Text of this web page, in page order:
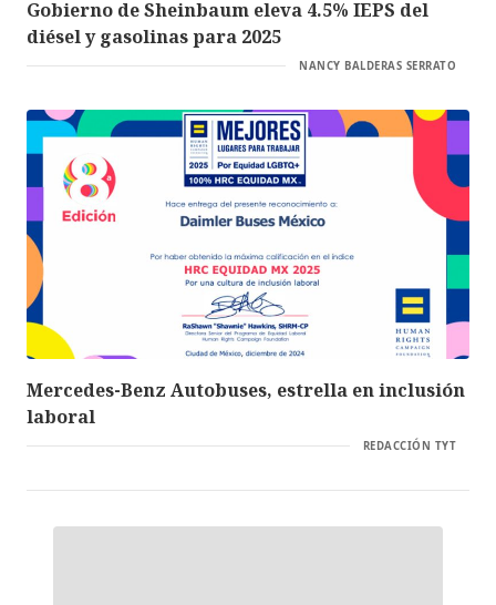
Gobierno de Sheinbaum eleva 4.5% IEPS del
diésel y gasolinas para 2025
NANCY BALDERAS SERRATO
Mercedes-Benz Autobuses, estrella en inclusión
laboral
REDACCIÓN TYT